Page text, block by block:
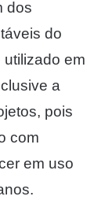
dos
do
em
a
pois
com
em uso